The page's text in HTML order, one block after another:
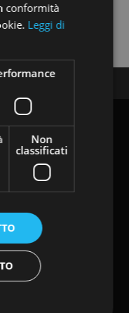
anche su:
La Spezia (SP)
19.30
8205088
sp.it
conformità
Leggi di
Non
classificati